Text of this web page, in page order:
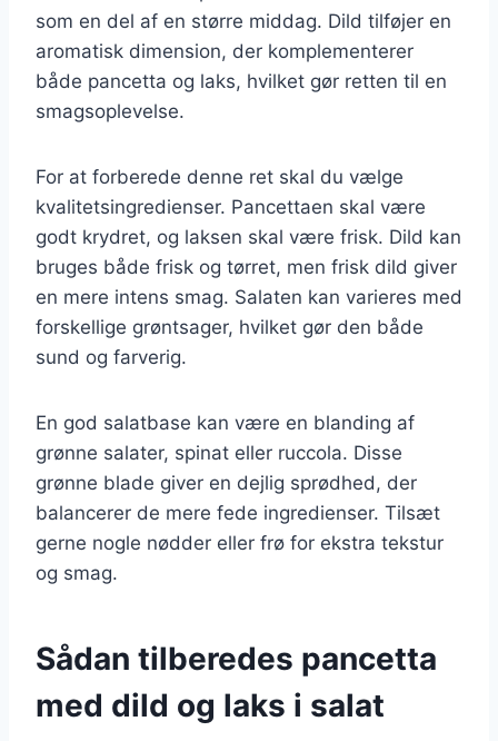
som en del af en større middag. Dild tilføjer en
aromatisk dimension, der komplementerer
både pancetta og laks, hvilket gør retten til en
smagsoplevelse.
For at forberede denne ret skal du vælge
kvalitetsingredienser. Pancettaen skal være
godt krydret, og laksen skal være frisk. Dild kan
bruges både frisk og tørret, men frisk dild giver
en mere intens smag. Salaten kan varieres med
forskellige grøntsager, hvilket gør den både
sund og farverig.
En god salatbase kan være en blanding af
grønne salater, spinat eller ruccola. Disse
grønne blade giver en dejlig sprødhed, der
balancerer de mere fede ingredienser. Tilsæt
gerne nogle nødder eller frø for ekstra tekstur
og smag.
Sådan tilberedes pancetta
med dild og laks i salat